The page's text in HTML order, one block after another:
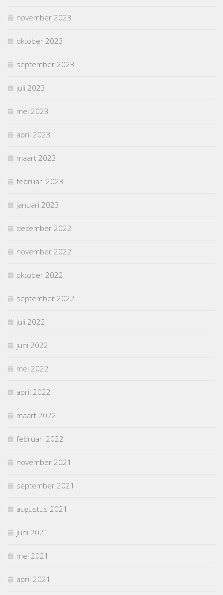
november 2023
oktober 2023
september 2023
juli 2023
mei 2023
april 2023
maart 2023
februari 2023
januari 2023
december 2022
november 2022
oktober 2022
september 2022
juli 2022
juni 2022
mei 2022
april 2022
maart 2022
februari 2022
november 2021
september 2021
augustus 2021
juni 2021
mei 2021
april 2021